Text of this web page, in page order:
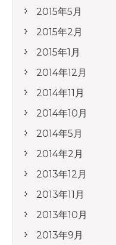
2015年5月
2015年2月
2015年1月
2014年12月
2014年11月
2014年10月
2014年5月
2014年2月
2013年12月
2013年11月
2013年10月
2013年9月